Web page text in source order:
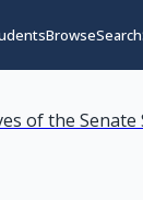
BrowseSearch
of the Senate